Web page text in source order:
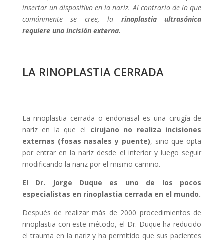
insertar un dispositivo en la nariz. Al contrario de lo que
comúnmente se cree, la rinoplastia ultrasónica
requiere una incisión externa.
LA RINOPLASTIA CERRADA
La rinoplastia cerrada o endonasal es una cirugía de
nariz en la que el cirujano no realiza incisiones
externas (fosas nasales y puente), sino que opta
por entrar en la nariz desde el interior y luego seguir
modificando la nariz por el mismo camino.
El Dr. Jorge Duque es uno de los pocos
especialistas en rinoplastia cerrada en el mundo.
Después de realizar más de 2000 procedimientos de
rinoplastia con este método, el Dr. Duque ha reducido
el trauma en la nariz y ha permitido que sus pacientes